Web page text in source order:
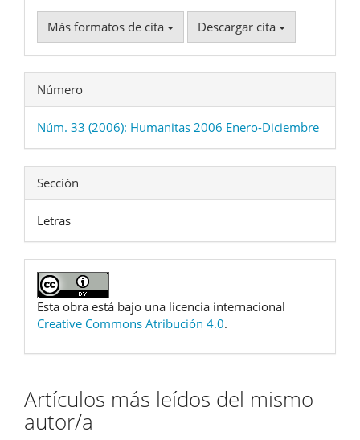
Más formatos de cita Descargar cita
Número
Núm. 33 (2006): Humanitas 2006 Enero-Diciembre
Sección
Letras
Esta obra está bajo una licencia internacional
Creative Commons Atribución 4.0.
Artículos más leídos del mismo
autor/a